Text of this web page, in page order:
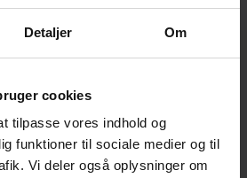
Detaljer Om
cookies
tilpasse vores indhold og
funktioner til sociale medier og til
Vi deler også oplysninger om